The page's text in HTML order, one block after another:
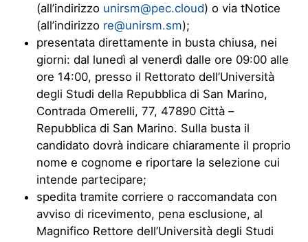
(all’indirizzo unirsm@pec.cloud) o via tNotice
(all’indirizzo re@unirsm.sm);
presentata direttamente in busta chiusa, nei
giorni: dal lunedì al venerdì dalle ore 09:00 alle
ore 14:00, presso il Rettorato dell’Università
degli Studi della Repubblica di San Marino,
Contrada Omerelli, 77, 47890 Città –
Repubblica di San Marino. Sulla busta il
candidato dovrà indicare chiaramente il proprio
nome e cognome e riportare la selezione cui
intende partecipare;
spedita tramite corriere o raccomandata con
avviso di ricevimento, pena esclusione, al
Magnifico Rettore dell’Università degli Studi